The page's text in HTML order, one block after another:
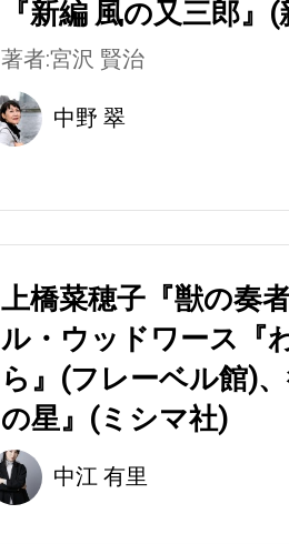
『新編 風の又三郎』
著者:宮沢 賢治
中野 翠
上橋菜穂子『獣の奏
ル・ウッドワース『
ら』(フレーベル館)
の星』(ミシマ社)
中江 有里